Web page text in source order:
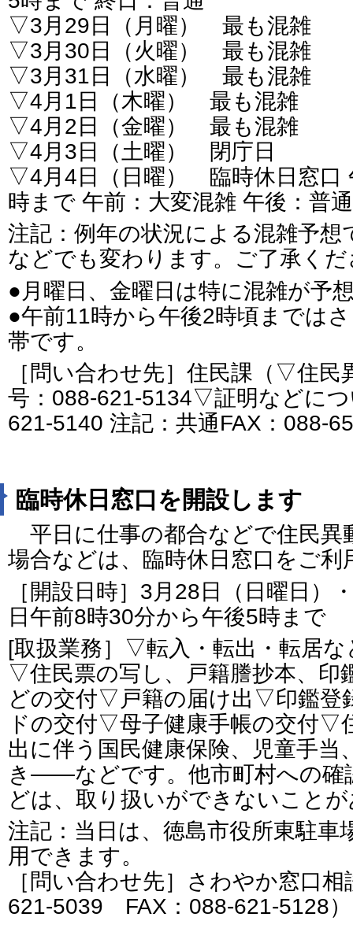
▽3月29日（月曜） 最も混雑
▽3月30日（火曜） 最も混雑
▽3月31日（水曜） 最も混雑
▽4月1日（木曜） 最も混雑
▽4月2日（金曜） 最も混雑
▽4月3日（土曜） 閉庁日
▽4月4日（日曜） 臨時休日窓口
時まで 午前：大変混雑 午後：普通
注記：例年の状況による混雑予想
などでも変わります。ご了承く
●月曜日、金曜日は特に混雑が予
●午前11時から午後2時頃までは
帯です。
［問い合わせ先］住民課（▽住民
号：088-621-5134▽証明などに
621-5140 注記：共通FAX：
臨時休日窓口を開設します
平日に仕事の都合などで住民異
場合などは、臨時休日窓口をご利
［開設日時］3月28日（日曜日
日午前8時30分から午後5時まで
[取扱業務］▽転入・転出・転居
▽住民票の写し、戸籍謄抄本、印
どの交付▽戸籍の届け出▽印鑑登
ドの交付▽母子健康手帳の交付▽
出に伴う国民健康保険、児童手当
き――などです。他市町村への確
どは、取り扱いができないこと
注記：当日は、徳島市役所東駐車
用できます。
［問い合わせ先］さわやか窓口
621-5039 FAX：088-621-5128）